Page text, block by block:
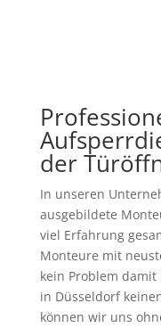
der
In unseren
ausgebildete
viel Erfahrung
Monteure mit
kein Problem
in Düsseldorf
können wir uns